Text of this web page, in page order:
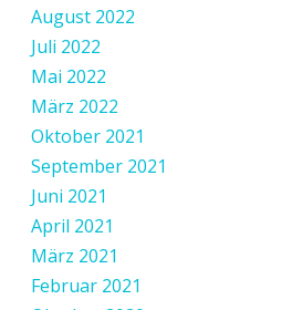
August 2022
Juli 2022
Mai 2022
März 2022
Oktober 2021
September 2021
Juni 2021
April 2021
März 2021
Februar 2021